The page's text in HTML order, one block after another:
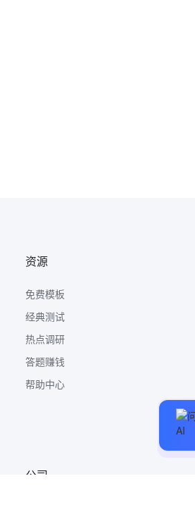
资源
免费模板
经典测试
热点调研
答题赚钱
帮助中心
公司